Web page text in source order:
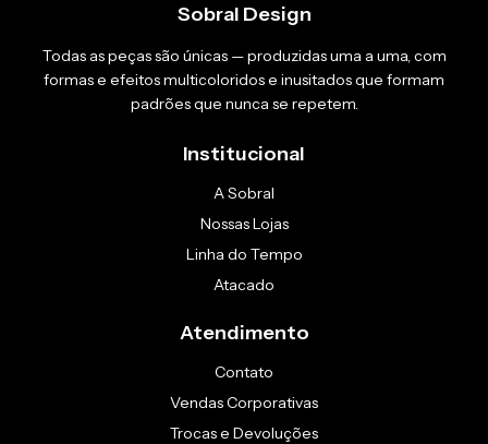
Sobral Design
Todas as peças são únicas — produzidas uma a uma, com
formas e efeitos multicoloridos e inusitados que formam
padrões que nunca se repetem.
Institucional
A Sobral
Nossas Lojas
Linha do Tempo
Atacado
Atendimento
Contato
Vendas Corporativas
Trocas e Devoluções